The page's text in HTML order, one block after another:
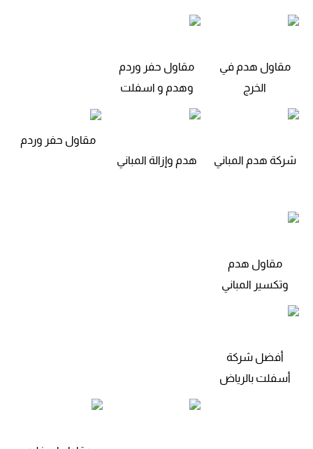
مقاول هدم في
الخرج
مقاول حفر وردم
وهدم و اسفلت
شركة هدم المباني هدم وإزالة المباني
مقاول حفر وردم
مقاول هدم
وتكسير المباني
أفضل شركة
أسفلت بالرياض